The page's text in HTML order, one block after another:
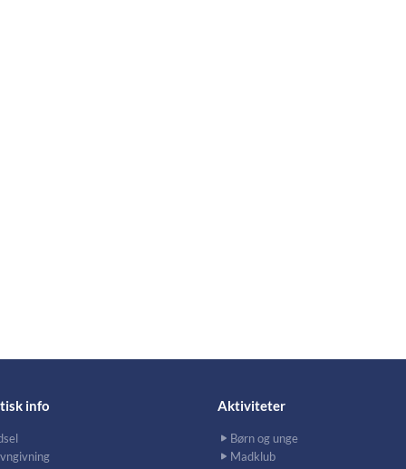
info Aktiviteter
Børn og unge
Madklub